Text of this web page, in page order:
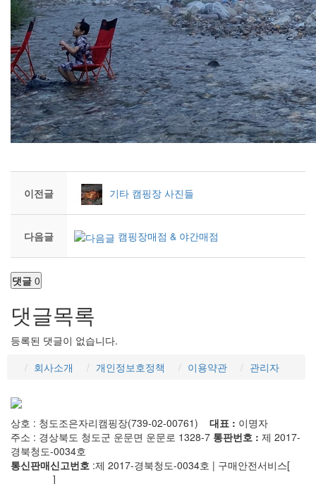
이전글 기타 캠핑장 사진들
다음글 캠핑장매점 & 야간매점
댓글 0
댓글목록
등록된 댓글이 없습니다.
회사소개
개인정보호정책 이용약관 관리자
상호 : 청도조은자리캠핑장(739-02-00761) 대표 : 이명자
주소 : 경상북도 청도군 운문면 운문로 1328-7 통판번호 : 제 2017-
경북청도-0034호
통신판매신고번호 :제 2017-경북청도-0034호 | 구매안전서비스[
]